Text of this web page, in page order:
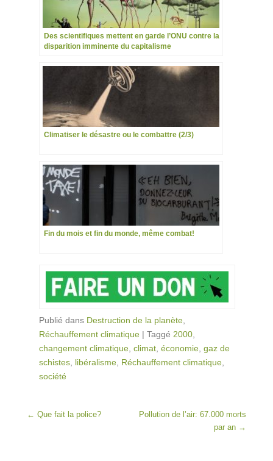
Des scientifiques mettent en garde l’ONU contre la
disparition imminente du capitalisme
Climatiser le désastre ou le combattre (2/3)
Fin du mois et fin du monde, même combat!
Publié dans Destruction de la planète
Réchauffement climatique | Taggé 2000
changement climatique climat économie gaz de
schistes libéralisme Réchauffement climatique
société
Post navigation
← Que fait la police?
Pollution de l’air: 67.000 morts
par an →